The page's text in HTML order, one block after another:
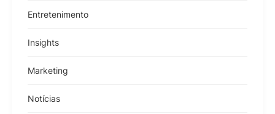
Entretenimento
Insights
Marketing
Notícias